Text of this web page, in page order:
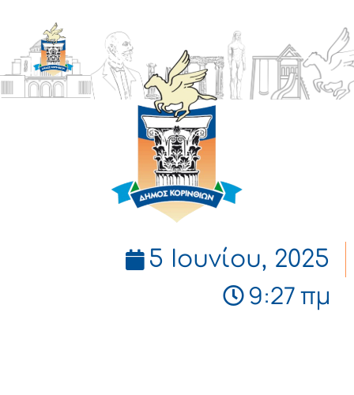
ΔΗΜΟΣ
ΚΟΡΙΝΘΙΩΝ
5 Ιουνίου, 2025
9:27 πμ